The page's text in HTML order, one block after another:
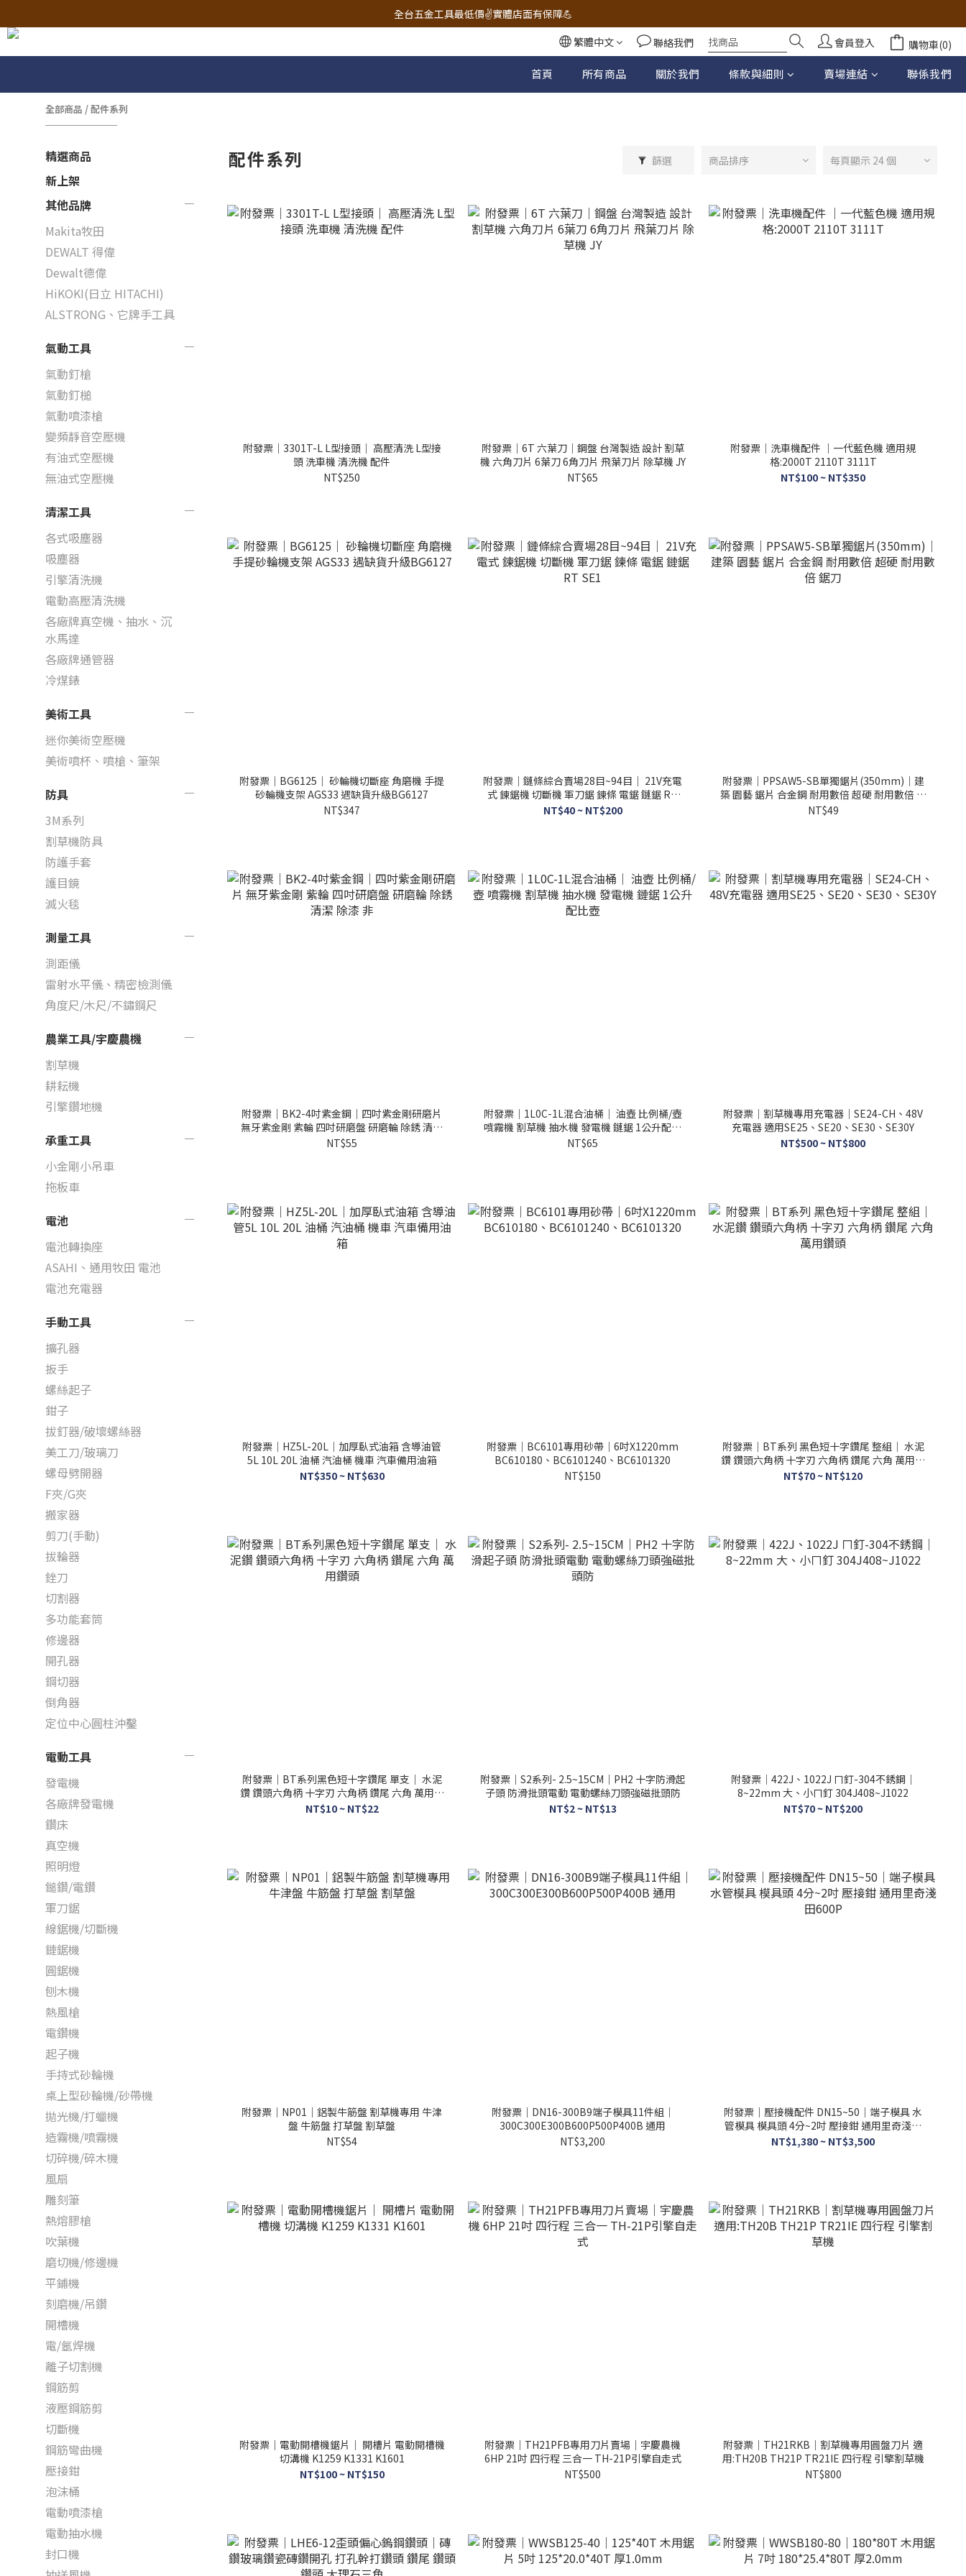
🔧電動工具&五金唯一首選 宇慶五金網拍🔧
全台五金工具最低價✌️實體店面有保障💪
配有專業維修部門🔧品質保修一年📌
🔧電動工具&五金唯一首選 宇慶五金網拍🔧
繁體中文 聯絡我們 會員登入 購物車(0)
首頁 所有商品 關於我們 條款與細則 賣場連結 聯係我們
全部商品 /配件系列
精選商品
新上架
其他品牌
Makita牧田
DEWALT 得偉
Dewalt德偉
HiKOKI(日立 HITACHI)
ALSTRONG、它牌手工具
氣動工具
氣動釘槍
氣動釘槌
氣動噴漆槍
變頻靜音空壓機
有油式空壓機
無油式空壓機
清潔工具
各式吸塵器
吸塵器
引擎清洗機
電動高壓清洗機
各廠牌真空機、抽水、沉
水馬達
各廠牌通管器
冷煤錶
美術工具
迷你美術空壓機
美術噴杯、噴槍、筆架
防具
3M系列
割草機防具
防護手套
護目鏡
滅火毯
測量工具
測距儀
雷射水平儀、精密檢測儀
角度尺/木尺/不鏽鋼尺
農業工具/宇慶農機
割草機
耕耘機
引擎鑽地機
承重工具
小金剛小吊車
拖板車
電池
電池轉換座
ASAHI、通用牧田 電池
電池充電器
手動工具
擴孔器
扳手
螺絲起子
鉗子
拔釘器/破壞螺絲器
美工刀/玻璃刀
螺母劈開器
F夾/G夾
搬家器
剪刀(手動)
拔輪器
銼刀
切割器
多功能套筒
修邊器
開孔器
鋼切器
倒角器
定位中心圓柱沖鑿
電動工具
發電機
各廠牌發電機
鑽床
真空機
照明燈
鎚鑽/電鑽
軍刀鋸
線鋸機/切斷機
鏈鋸機
圓鋸機
刨木機
熱風槍
電鑽機
起子機
手持式砂輪機
桌上型砂輪機/砂帶機
拋光機/打蠟機
造霧機/噴霧機
切碎機/碎木機
風扇
雕刻筆
熱熔膠槍
吹葉機
磨切機/修邊機
平鋪機
刻磨機/吊鑽
開槽機
電/氬焊機
離子切割機
鋼筋剪
液壓鋼筋剪
切斷機
鋼筋彎曲機
壓接鉗
泡沫桶
電動噴漆槍
電動抽水機
封口機
配件系列 篩選 商品排序 每頁顯示 24 個
附發票｜3301T-L L型接頭｜ 高壓清洗 L型接
頭 洗車機 清洗機 配件
NT$250
附發票｜6T 六葉刀｜鋼盤 台灣製造 設計 割草
機 六角刀片 6葉刀 6角刀片 飛葉刀片 除草機 JY
NT$65
附發票｜洗車機配件 ｜一代藍色機 適用規
格:2000T 2110T 3111T
NT$100 ~ NT$350
附發票｜BG6125｜ 砂輪機切斷座 角磨機 手提
砂輪機支架 AGS33 遇缺貨升級BG6127
NT$347
附發票｜鏈條綜合賣場28目~94目｜ 21V充電
式 鍊鋸機 切斷機 軍刀鋸 鍊條 電鋸 鏈鋸 RT
SE1
NT$40 ~ NT$200
附發票｜PPSAW5-SB單獨鋸片(350mm)｜建
築 園藝 鋸片 合金鋼 耐用數倍 超硬 耐用數倍 鋸
刀
NT$49
附發票｜BK2-4吋紫金鋼｜四吋紫金剛研磨片
無牙紫金剛 紫輪 四吋研磨盤 研磨輪 除銹 清潔
除漆 非
NT$55
附發票｜1L0C-1L混合油桶｜ 油壺 比例桶/壺
噴霧機 割草機 抽水機 發電機 鏈鋸 1公升配比
壺
NT$65
附發票｜割草機專用充電器｜SE24-CH、48V
充電器 適用SE25、SE20、SE30、SE30Y
NT$500 ~ NT$800
附發票｜HZ5L-20L｜加厚臥式油箱 含導油管
5L 10L 20L 油桶 汽油桶 機車 汽車備用油箱
NT$350 ~ NT$630
附發票｜BC6101專用砂帶｜6吋X1220mm
BC610180、BC6101240、BC6101320
NT$150
附發票｜BT系列 黑色短十字鑽尾 整組｜ 水泥
鑽 鑽頭六角柄 十字刃 六角柄 鑽尾 六角 萬用鑽
頭
NT$70 ~ NT$120
附發票｜BT系列黑色短十字鑽尾 單支｜ 水泥
鑽 鑽頭六角柄 十字刃 六角柄 鑽尾 六角 萬用鑽
頭
NT$10 ~ NT$22
附發票｜S2系列- 2.5~15CM｜PH2 十字防滑起
子頭 防滑批頭電動 電動螺絲刀頭強磁批頭防
NT$2 ~ NT$13
附發票｜422J、1022J ㄇ釘-304不銹鋼｜
8~22mm 大、小ㄇ釘 304J408~J1022
NT$70 ~ NT$200
附發票｜NP01｜鋁製牛筋盤 割草機專用 牛津
盤 牛筋盤 打草盤 割草盤
NT$54
附發票｜DN16-300B9端子模具11件組｜
300C300E300B600P500P400B 通用
NT$3,200
附發票｜壓接機配件 DN15~50｜端子模具 水
管模具 模具頭 4分~2吋 壓接鉗 通用里奇淺田
600P
NT$1,380 ~ NT$3,500
附發票｜電動開槽機鋸片｜ 開槽片 電動開槽機
切溝機 K1259 K1331 K1601
NT$100 ~ NT$150
附發票｜TH21PFB專用刀片賣場｜宇慶農機
6HP 21吋 四行程 三合一 TH-21P引擎自走式
NT$500
附發票｜TH21RKB｜割草機專用圓盤刀片 適
用:TH20B TH21P TR21IE 四行程 引擎割草機
NT$800